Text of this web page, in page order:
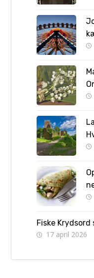
Fiske Krydsord
17 april 2026